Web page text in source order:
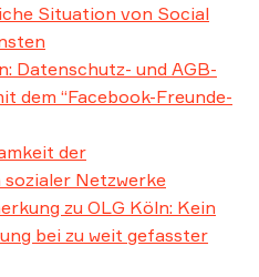
Situation von Social
Datenschutz- und AGB-
dem “Facebook-Freunde-
der
Netzwerke
zu OLG Köln: Kein
bei zu weit gefasster